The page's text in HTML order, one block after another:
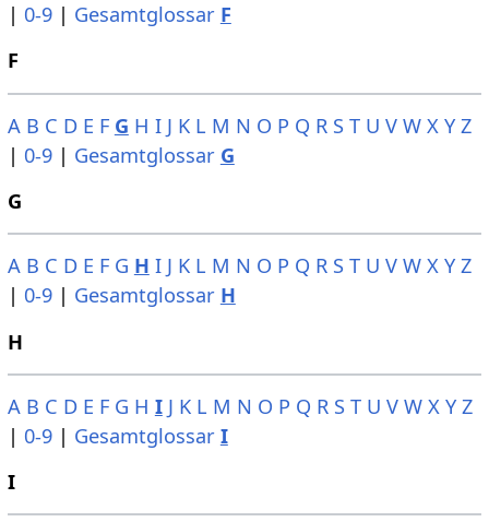
| 0-9| Gesamtglossar F
F
A B C D E F G H I J K L M N O P Q R S T U V W X Y Z
| 0-9| Gesamtglossar G
G
A B C D E F G H I J K L M N O P Q R S T U V W X Y Z
| 0-9| Gesamtglossar H
H
A B C D E F G H I J K L M N O P Q R S T U V W X Y Z
| 0-9| Gesamtglossar I
I